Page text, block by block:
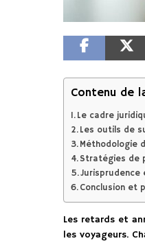
Contenu de
Le cadre
Les outils de
Méthodologie
Stratégies de
Jurisprudence
Conclusion et
Les retards et
les voyageurs.